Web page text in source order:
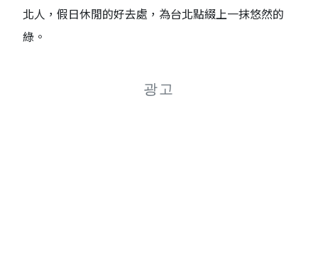
北人，假日休閒的好去處，為台北點綴上一抹悠然的
綠。
광고